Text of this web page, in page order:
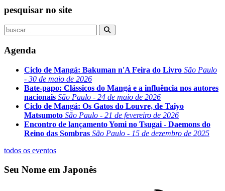
pesquisar no site
Agenda
Ciclo de Mangá: Bakuman n'A Feira do Livro São Paulo
- 30 de maio de 2026
Bate-papo: Clássicos do Mangá e a influência nos autores
nacionais São Paulo - 24 de maio de 2026
Ciclo de Mangá: Os Gatos do Louvre, de Taiyo
Matsumoto São Paulo - 21 de fevereiro de 2026
Encontro de lançamento Yomi no Tsugai - Daemons do
Reino das Sombras São Paulo - 15 de dezembro de 2025
todos os eventos
Seu Nome em Japonês